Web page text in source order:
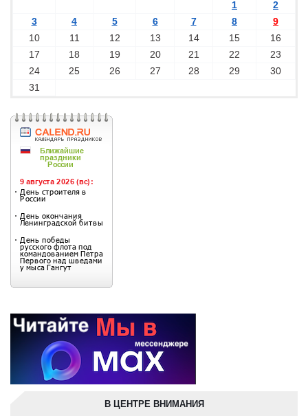
1
2
3
4 5 6 7 8
9
10
11 12 13 14 15
16
17
18 19 20 21 22
23
24
25 26 27 28 29
30
31
В ЦЕНТРЕ ВНИМАНИЯ